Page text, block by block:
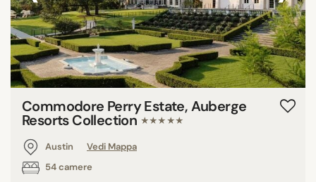
Commodore Perry Estate, Auberge
Resorts Collection ★★★★★
Austin
Vedi Mappa
54 camere